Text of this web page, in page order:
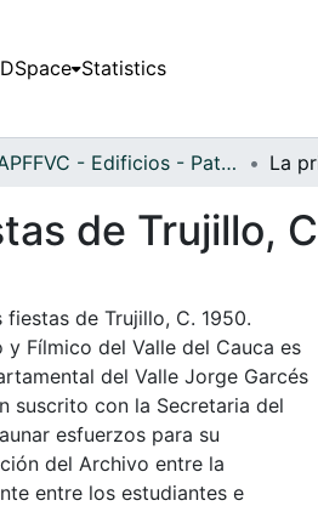
Statistics
APFFVC - Edificios - Patrimonial
de Trujillo, C
de Trujillo, C. 1950.
Fílmico del Valle del Cauca es
del Valle Jorge Garcés
suscrito con la Secretaria del
esfuerzos para su
del Archivo entre la
entre los estudiantes e